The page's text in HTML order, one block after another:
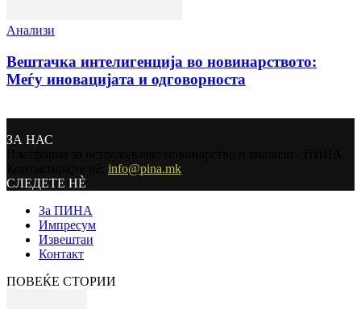
Анализи
Вештачка интелигенција во новинарството:
Меѓу иновацијата и одговорноста
ЗА НАС
info@pina.mk
СЛЕДЕТЕ НЀ
За ПИНА
Импресум
Извештаи
Контакт
ПОВЕЌЕ СТОРИИ